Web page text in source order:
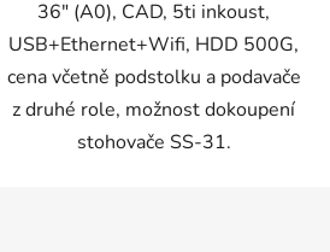
36" (A0), CAD, 5ti inkoust,
USB+Ethernet+Wifi, HDD 500G,
cena včetně podstolku a podavače
z druhé role, možnost dokoupení
stohovače SS-31.